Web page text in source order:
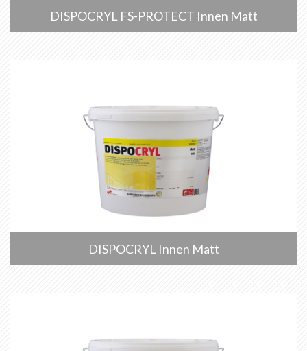
DISPOCRYL FS-PROTECT Innen Matt
DISPOCRYL Innen Matt